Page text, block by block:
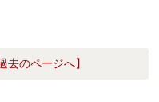
去のページへ】